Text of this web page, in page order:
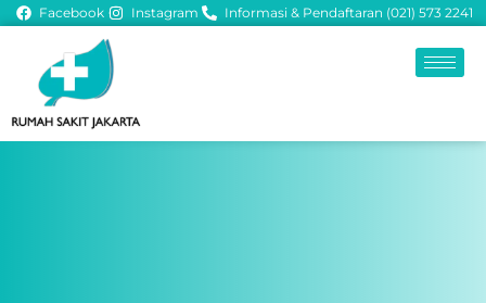
Facebook Instagram Informasi & Pendaftaran (021) 573 2241